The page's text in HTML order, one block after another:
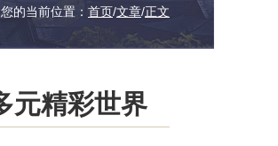
您的当前位置： 首页/文章/正文
元精彩世界